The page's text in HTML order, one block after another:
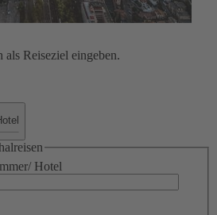
Reiseziel eingeben.
Hotel